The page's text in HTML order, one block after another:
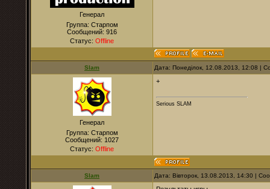
Генерал
Группа: Старпом
Сообщений: 916
Статус: Offline
Slam Дата: Понеділок, 12.08.2013, 12:08 |
Генерал
Группа: Старпом
Сообщений: 1027
Статус: Offline
+
Serious SLAM
Slam Дата: Вівторок, 13.08.2013, 14:30 |